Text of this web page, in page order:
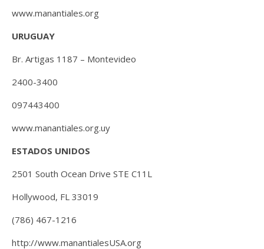
www.manantiales.org
URUGUAY
Br. Artigas 1187 – Montevideo
2400-3400
097443400
www.manantiales.org.uy
ESTADOS UNIDOS
2501 South Ocean Drive STE C11L
Hollywood, FL 33019
(786) 467-1216
http://www.manantialesUSA.org